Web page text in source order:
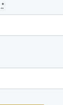
*